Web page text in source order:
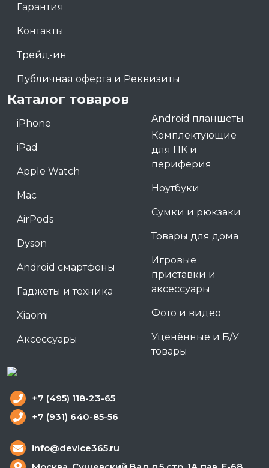
Гарантия
Контакты
Трейд-ин
Публичная оферта и Реквизиты
Каталог товаров
iPhone
iPad
Apple Watch
Mac
AirPods
Dyson
Android смартфоны
Гаджеты и техника
Xiaomi
Аксессуары
Android планшеты
Комплектующие
для ПК и
периферия
Ноутбуки
Сумки и рюкзаки
Товары для дома
Игровые
приставки и
аксессуары
Фото и видео
Уценённые и Б/У
товары
+7 (495) 118-23-65
+7 (931) 640-85-56
info@device365.ru